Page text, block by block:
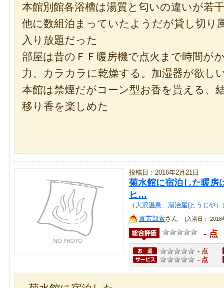
本館別館各浴槽は湯質と匂いの違いが若
他に数組泊まっていたようだが貸し切り
入り放題だった
部屋は昔のＦＦ暖房機で点火まで時間が
力、カラカラに乾燥する。加湿器が欲し
本館は禁煙だがコーン型お香を貰える、
移り香を楽しめた
投稿日：2016年2月21日
菊水館に宿泊した暖房
ヒ…
（ 大沢温泉 湯治屋(とうじや）
真苦部素さん [入浴日： 2016
- 点
- 点
- 点